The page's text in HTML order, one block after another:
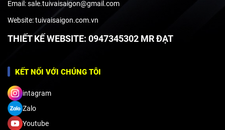
Email: sale.tuivaisaigon@gmail.com
Website: tuivaisaigon.com.vn
THIẾT KẾ WEBSITE: 0947345302 MR ĐẠT
KẾT NỐI VỚI CHÚNG TÔI
intagram
Zalo
Youtube